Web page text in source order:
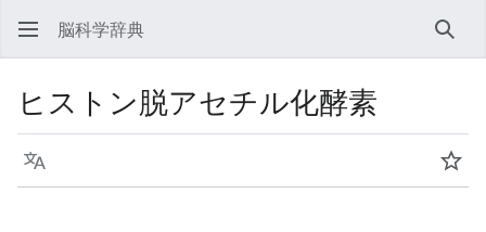
脳科学辞典 検索
ヒストン脱アセチル化酵素
言語 ウ